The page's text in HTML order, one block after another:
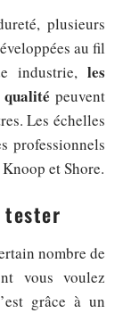
plusieurs
au fil
industrie, les
peuvent
Les échelles
professionnels
et Shore.
tester
nombre de
vous voulez
grâce à un